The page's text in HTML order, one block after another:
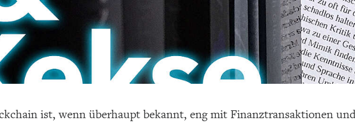
ist, wenn überhaupt bekannt, eng mit Finanztransaktionen